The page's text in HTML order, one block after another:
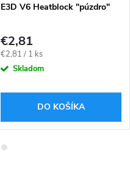
E3D V6 Heatblock "púzdro"
€2,81
Jednotková
cena:
€2,81 / 1 ks
Skladom
DO KOŠÍKA